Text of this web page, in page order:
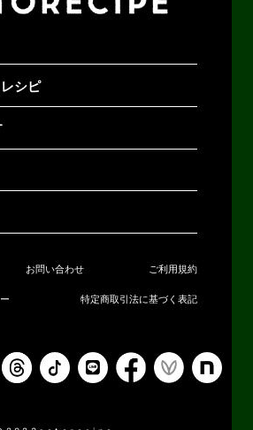
シピ
お問い合わせ ご利用規約
特定商取引法に基づく表記